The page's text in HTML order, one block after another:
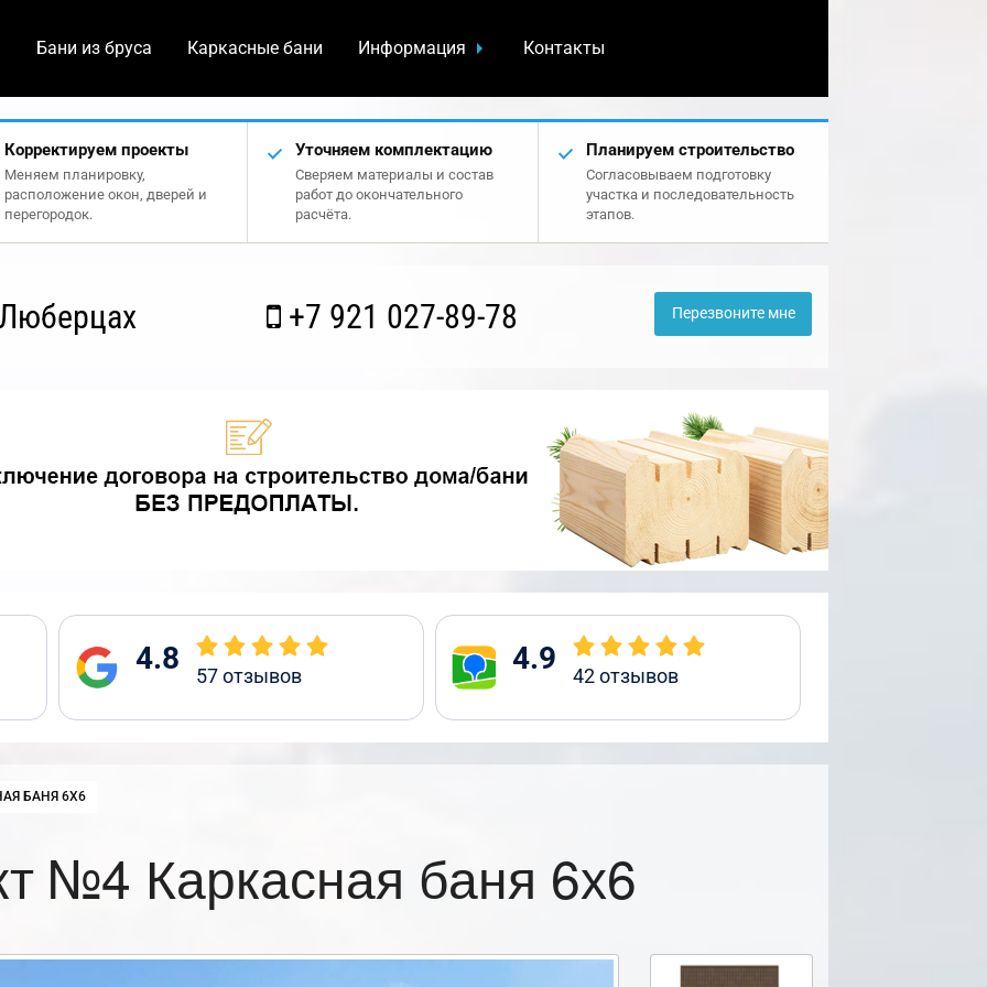
Бани из бруса Каркасные бани Информация Контакты
Корректируем проекты
Меняем планировку,
расположение окон, дверей и
перегородок.
Уточняем комплектацию
Сверяем материалы и состав
работ до окончательного
расчёта.
Планируем строительство
Согласовываем подготовку
участка и последовательность
этапов.
+7 921 027-89-78 Перезвоните мне
4.8 57отзывов 4.9 42отзывов
БАНЯ 6Х6
№4 Каркасная баня 6х6